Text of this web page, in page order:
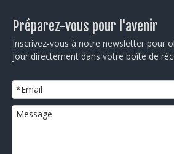
Préparez-vous pour l'avenir
Inscrivez-vous à notre newsletter pour
jour directement dans votre boîte de